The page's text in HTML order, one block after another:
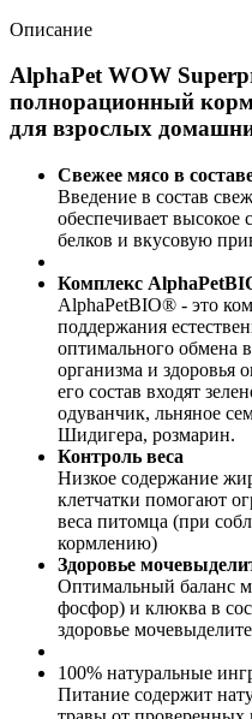
Описание
AlphaPet WOW
полнорационный
для взрослых
Свежее мясо в
Введение в состав
обеспечивает высокое
белков и вкусовую
Комплекс
AlphaPetBIO® - это
поддержания
оптимального обмена
организма и здоровья
его состав входят
одуванчик, льняное
Шидигера, розмарин.
Контроль веса
Низкое содержание
клетчатки помогают
веса питомца (при
кормлению)
Здоровье
Оптимальный баланс
фосфор) и клюква в
здоровье
100% натуральные
Питание содержит